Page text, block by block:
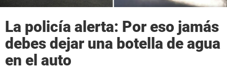
La policía alerta: Por eso jamás
debes dejar una botella de agua
en el auto